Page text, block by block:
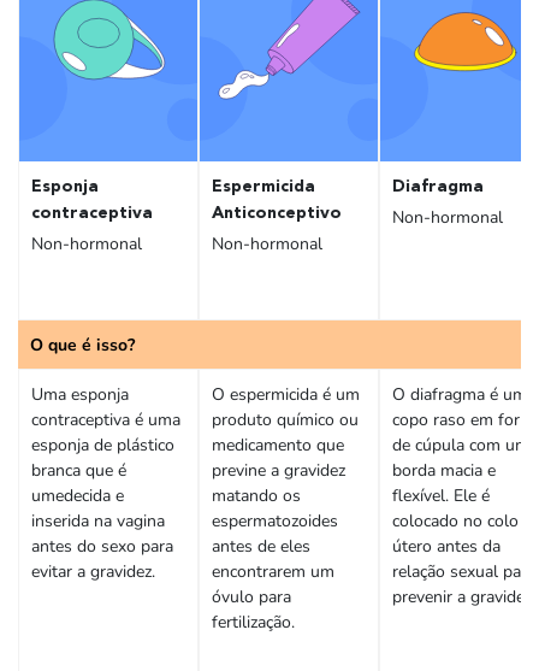
Esponja
contraceptiva
Non-hormonal
O que é isso?
Uma esponja
contraceptiva é uma
esponja de plástico
branca que é
umedecida e
inserida na vagina
antes do sexo para
evitar a gravidez.
Espermicida
Anticonceptivo
Non-hormonal
O espermicida é um
produto químico ou
medicamento que
previne a gravidez
matando os
espermatozoides
antes de eles
encontrarem um
óvulo para
fertilização.
Diafragma
Non-hormonal
O diafragma é um
copo raso em
de cúpula com uma
borda macia e
flexível. Ele é
colocado no colo
útero antes da
relação sexual para
prevenir a gravidez.